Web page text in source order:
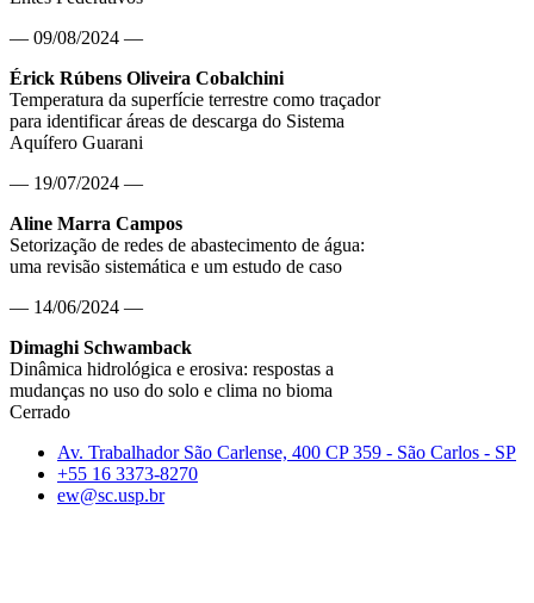
— 09/08/2024 —
Érick Rúbens Oliveira Cobalchini
Temperatura da superfície terrestre como traçador
para identificar áreas de descarga do Sistema
Aquífero Guarani
— 19/07/2024 —
Aline Marra Campos
Setorização de redes de abastecimento de água:
uma revisão sistemática e um estudo de caso
— 14/06/2024 —
Dimaghi Schwamback
Dinâmica hidrológica e erosiva: respostas a
mudanças no uso do solo e clima no bioma
Cerrado
Av. Trabalhador São Carlense, 400 CP 359 - São Carlos - SP
+55 16 3373-8270
ew@sc.usp.br